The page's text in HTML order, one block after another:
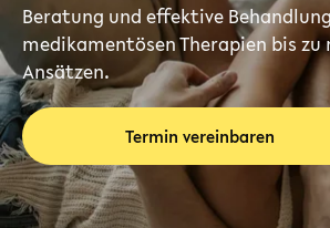
Beratung und effektive
medikamentösen Therapien bis
Ansätzen.
Termin vereinbaren